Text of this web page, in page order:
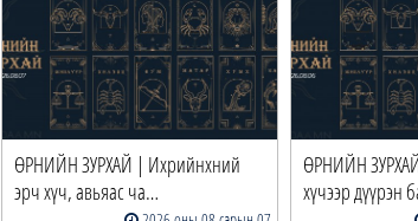
ӨРНИЙН ЗУРХАЙ | Ихрийнхний
эрч хүч, авьяас ча…
ӨРНИЙН
хүчээр дүүрэн